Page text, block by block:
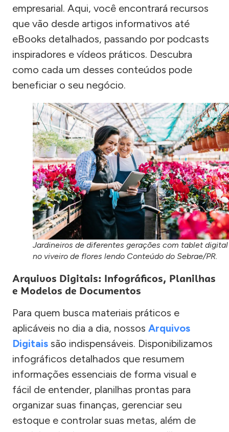
empresarial. Aqui, você encontrará recursos
que vão desde artigos informativos até
eBooks detalhados, passando por podcasts
inspiradores e vídeos práticos. Descubra
como cada um desses conteúdos pode
beneficiar o seu negócio.
Jardineiros de diferentes gerações com tablet digital
no viveiro de flores lendo Conteúdo do Sebrae/PR.
Arquivos Digitais: Infográficos, Planilhas
e Modelos de Documentos
Para quem busca materiais práticos e
aplicáveis no dia a dia, nossos Arquivos
Digitais são indispensáveis. Disponibilizamos
infográficos detalhados que resumem
informações essenciais de forma visual e
fácil de entender, planilhas prontas para
organizar suas finanças, gerenciar seu
estoque e controlar suas metas, além de